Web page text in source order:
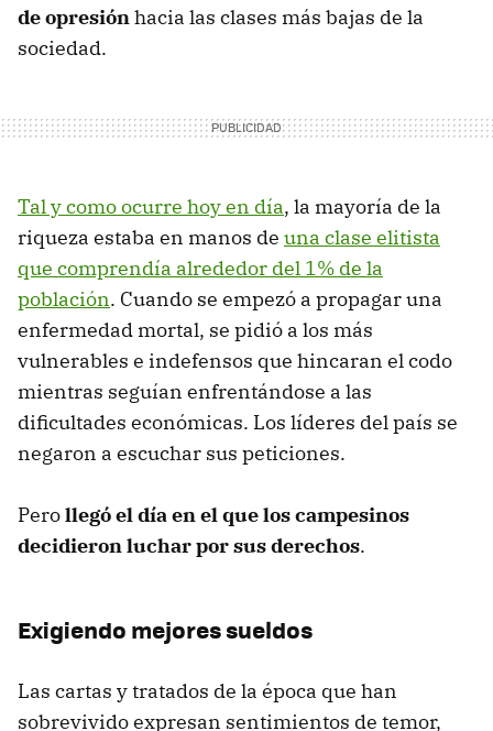
de opresiónhacia las clases más bajas de la
sociedad.
Tal y como ocurre hoy en día, la mayoría de la
riqueza estaba en manos de una clase elitista
que comprendía alrededor del 1% de la
población. Cuando se empezó a propagar una
enfermedad mortal, se pidió a los más
vulnerables e indefensos que hincaran el codo
mientras seguían enfrentándose a las
dificultades económicas. Los líderes del país se
negaron a escuchar sus peticiones.
Perollegó el día en el que los campesinos
decidieron luchar por sus derechos.
Exigiendo mejores sueldos
Las cartas y tratados de la época que han
sobrevivido expresan sentimientos de temor,